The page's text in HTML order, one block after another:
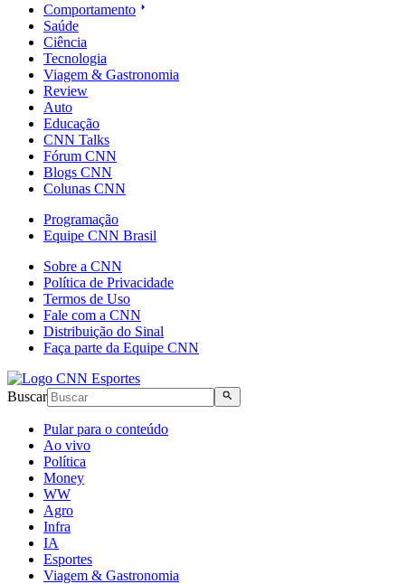
Comportamento
Saúde
Ciência
Tecnologia
Viagem & Gastronomia
Review
Auto
Educação
CNN Talks
Fórum CNN
Blogs CNN
Colunas CNN
Programação
Equipe CNN Brasil
Sobre a CNN
Política de Privacidade
Termos de Uso
Fale com a CNN
Distribuição do Sinal
Faça parte da Equipe CNN
Buscar
Pular para o conteúdo
Ao vivo
Política
Money
WW
Agro
Infra
IA
Esportes
Viagem & Gastronomia